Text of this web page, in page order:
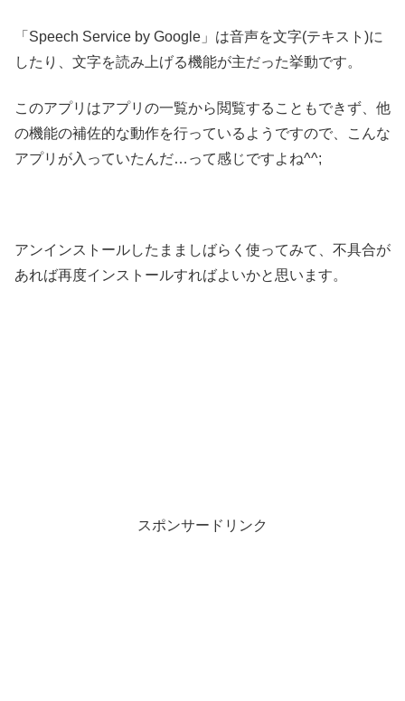
「Speech Service by Google」は音声を文字(テキスト)に
したり、文字を読み上げる機能が主だった挙動です。
このアプリはアプリの一覧から閲覧することもできず、他
の機能の補佐的な動作を行っているようですので、こんな
アプリが入っていたんだ…って感じですよね^^;
アンインストールしたまましばらく使ってみて、不具合が
あれば再度インストールすればよいかと思います。
スポンサードリンク